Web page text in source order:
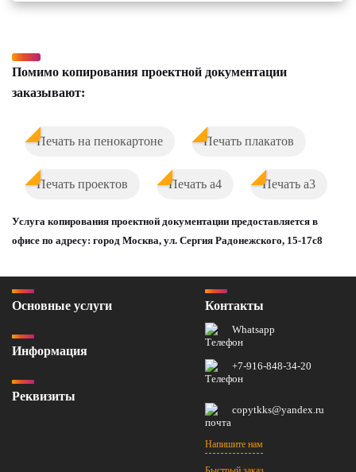
Помимо копирования проектной документации
заказывают:
Печать на пенокартоне Печать плакатов
Печать проектов Печать а4 Печать а3
Услуга копирования проектной документации предоставляется в
офисе по адресу: город Москва, ул. Сергия Радонежского, 15-17с8
Основные услуги
Информация
Реквизиты
Контакты
Whatsapp
+7-916-848-34-20
copytkks@yandex.ru
Напишите нам